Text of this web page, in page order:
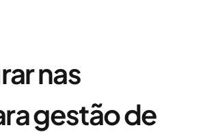
nas
gestão de